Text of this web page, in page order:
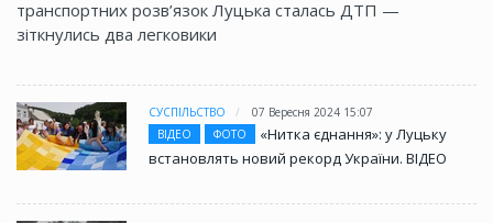
транспортних розв’язок Луцька сталась ДТП —
зіткнулись два легковики
СУСПІЛЬСТВО
07 Вересня 2024 15:07
ВІДЕО
ФОТО
«Нитка єднання»: у Луцьку
встановлять новий рекорд України. ВІДЕО